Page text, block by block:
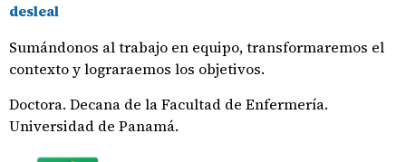
desleal
Sumándonos al trabajo en equipo, transformaremos el
contexto y lograraemos los objetivos.
Doctora. Decana de la Facultad de Enfermería.
Universidad de Panamá.